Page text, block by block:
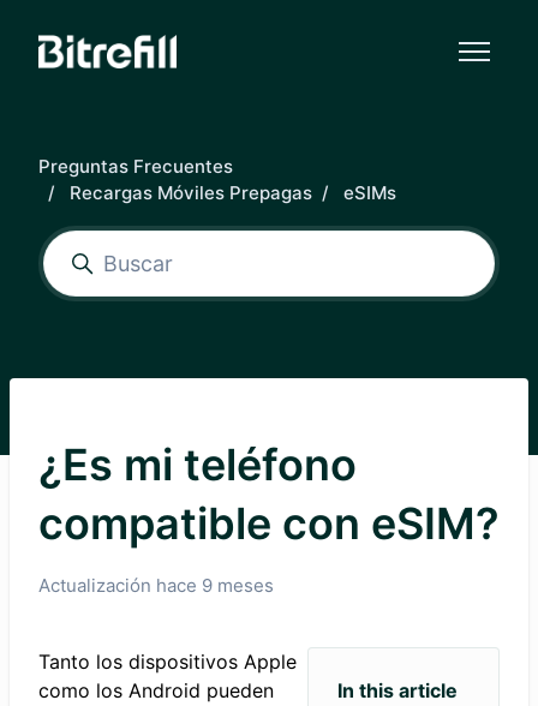
Preguntas Frecuentes
Recargas Móviles Prepagas
eSIMs
¿Es mi teléfono
compatible con eSIM?
Actualización hace 9 meses
In this article
Tanto los dispositivos Apple
como los Android pueden